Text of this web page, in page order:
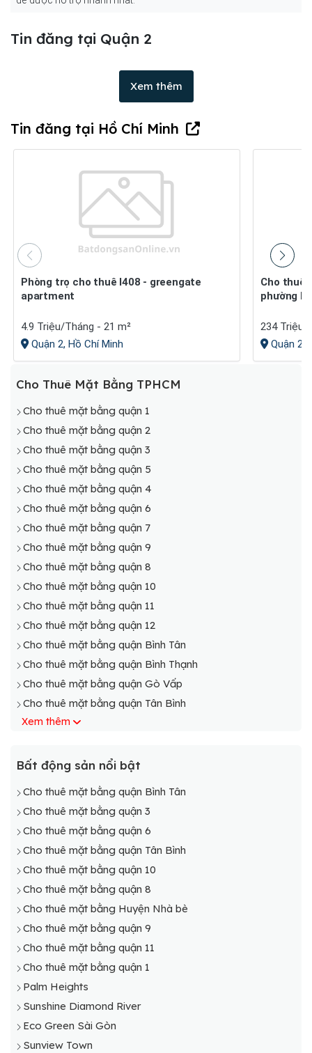
Tin đăng tại Quận 2
Xem thêm
Tin đăng tại Hồ Chí Minh
Phòng trọ cho thuê l408 - greengate
apartment
4.9 Triệu/Tháng - 21 m²
Quận 2, Hồ Chí Minh
Cho thuê biệt thự số 123 lê hữu kiều,
phường
234 Triệu/
Quận 2,
Cho Thuê Mặt Bằng TPHCM
Cho thuê mặt bằng quận 1
Cho thuê mặt bằng quận 2
Cho thuê mặt bằng quận 3
Cho thuê mặt bằng quận 5
Cho thuê mặt bằng quận 4
Cho thuê mặt bằng quận 6
Cho thuê mặt bằng quận 7
Cho thuê mặt bằng quận 9
Cho thuê mặt bằng quận 8
Cho thuê mặt bằng quận 10
Cho thuê mặt bằng quận 11
Cho thuê mặt bằng quận 12
Cho thuê mặt bằng quận Bình Tân
Cho thuê mặt bằng quận Bình Thạnh
Cho thuê mặt bằng quận Gò Vấp
Cho thuê mặt bằng quận Tân Bình
Cho thuê mặt bằng quận Phú Nhuận
Cho thuê mặt bằng quận Tân Phú
Cho thuê mặt bằng Huyện Cần Giờ
Cho thuê mặt bằng Huyện Nhà bè
Cho thuê mặt bằng Huyện Củ Chi
Cho thuê mặt bằng Huyện Hóc Môn
Xem thêm
Bất động sản nổi bật
Cho thuê mặt bằng quận Bình Tân
Cho thuê mặt bằng quận 3
Cho thuê mặt bằng quận 6
Cho thuê mặt bằng quận Tân Bình
Cho thuê mặt bằng quận 10
Cho thuê mặt bằng quận 8
Cho thuê mặt bằng Huyện Nhà bè
Cho thuê mặt bằng quận 9
Cho thuê mặt bằng quận 11
Cho thuê mặt bằng quận 1
Palm Heights
Sunshine Diamond River
Eco Green Sài Gòn
Sunview Town